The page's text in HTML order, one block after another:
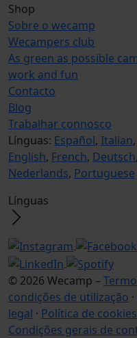
Shop
Sobre o wecamp
Wecampers club
As green as possible
work and fun
Contacto
Blog
Trabalhar connosco
Línguas: Español, Italian,
English, French, Deutsch,
Nederlands, Portuguese
Línguas
© 2026 Wecamp –
condições de utilização ·
legal · Política de cookies
Condições gerais de